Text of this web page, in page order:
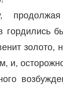
гордились
и,